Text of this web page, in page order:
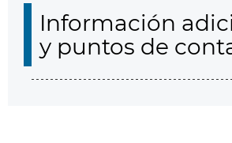
Información
y puntos de